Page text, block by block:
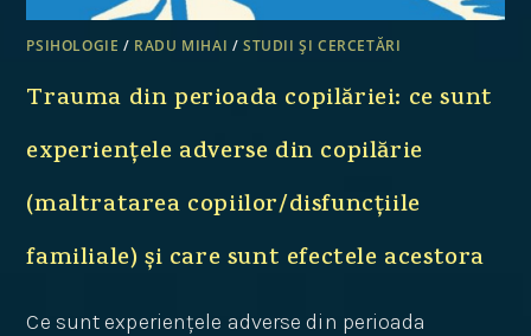
PSIHOLOGIE / RADU MIHAI /STUDII ȘI CERCETĂRI
Trauma din perioada copilăriei: ce sunt
experiențele adverse din copilărie
(maltratarea copiilor/disfuncțiile
familiale) și care sunt efectele acestora
Ce sunt experiențele adverse din perioada